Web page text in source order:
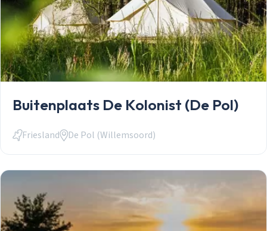
Buitenplaats De Kolonist (De Pol)
Friesland De Pol (Willemsoord)